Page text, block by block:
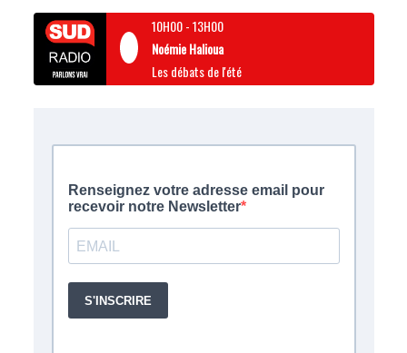
10H00-13H00
Noémie Halioua
Les débats de l'été